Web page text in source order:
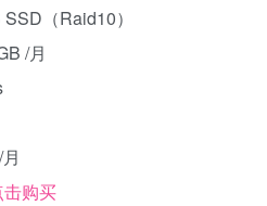
（Raid10）
/月
击购买